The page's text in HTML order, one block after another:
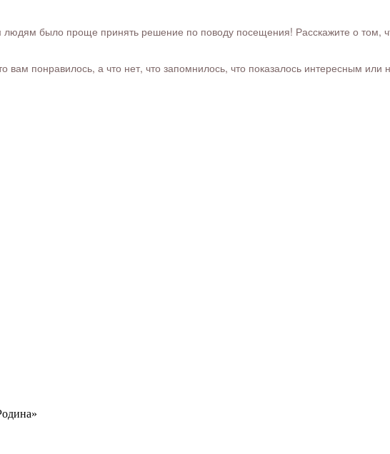
было проще принять решение по поводу посещения! Расскажите о том,
понравилось, а что нет, что запомнилось, что показалось интересным